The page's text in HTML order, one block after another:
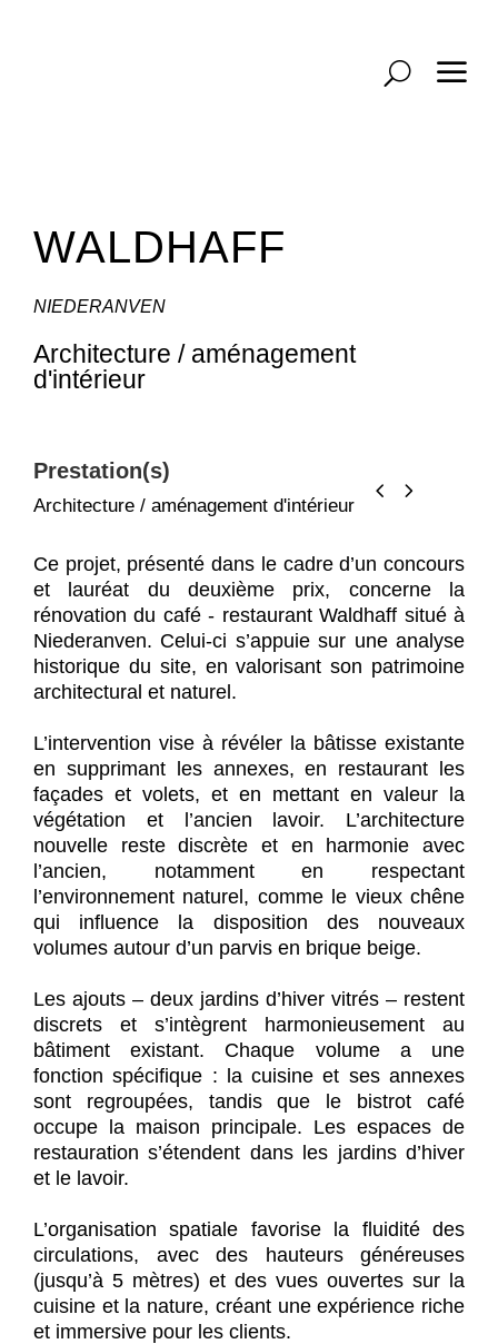
U a
WALDHAFF
NIEDERANVEN
Architecture / aménagement
d'intérieur
Prestation(s)
Architecture / aménagement d'intérieur
Ce projet, présenté dans le cadre d’un concours
et lauréat du deuxième prix, concerne la
rénovation du café - restaurant Waldhaff situé à
Niederanven. Celui-ci s’appuie sur une analyse
historique du site, en valorisant son patrimoine
architectural et naturel.
L’intervention vise à révéler la bâtisse existante
en supprimant les annexes, en restaurant les
façades et volets, et en mettant en valeur la
végétation et l’ancien lavoir. L’architecture
nouvelle reste discrète et en harmonie avec
l’ancien, notamment en respectant
l’environnement naturel, comme le vieux chêne
qui influence la disposition des nouveaux
volumes autour d’un parvis en brique beige.
Les ajouts – deux jardins d’hiver vitrés – restent
discrets et s’intègrent harmonieusement au
bâtiment existant. Chaque volume a une
fonction spécifique : la cuisine et ses annexes
sont regroupées, tandis que le bistrot café
occupe la maison principale. Les espaces de
restauration s’étendent dans les jardins d’hiver
et le lavoir.
L’organisation spatiale favorise la fluidité des
circulations, avec des hauteurs généreuses
(jusqu’à 5 mètres) et des vues ouvertes sur la
cuisine et la nature, créant une expérience riche
et immersive pour les clients.